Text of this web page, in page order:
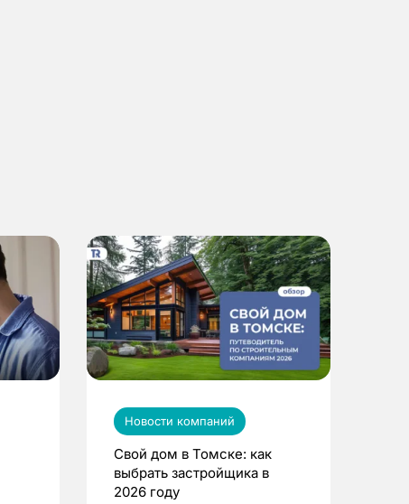
Новости компаний
Свой дом в Томске: как
выбрать застройщика в
2026 году